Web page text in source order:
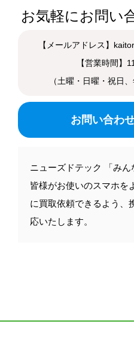
お気軽にお問い
【メールアドレス】
【営業時間】
（土曜・日曜・祝日
お問い合わ
ニューズドテック 「みん
皆様がお使いのスマホを
に買取依頼できるよう、
応いたします。